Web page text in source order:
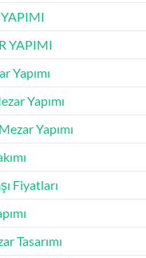
YAPIMI
Yapımı
Yapımı
Yapımı
Fiyatları
Tasarımı